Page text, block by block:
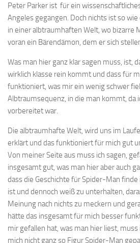
Peter Parker ist für ein
Angeles gegangen. Doch nichts ist so
in einer albtraumhaften Welt, wo bizarre
voran ein Bärendämon, dem er sich
Was man hier ganz klar sagen muss, ist,
wirklich klasse rein kommt und dass für
funktioniert, was mir ein wenig schwer
Albtraumsequenz, in die man kommt, da
vorbereitet war.
Die albtraumhafte Welt, wird uns im
erklärt und das funktioniert für mich gut
Von meiner Seite aus muss ich sagen,
insgesamt gut, was man hier aber auch
dass die Geschichte für Spider-Man
ist und dennoch weiß zu unterhalten,
Meinung nach nichts zu meckern und
hätte das insgesamt für mich besser
mir gefallen hat, was man hier liest, muss
mich nicht ganz so Figur Spider-Man